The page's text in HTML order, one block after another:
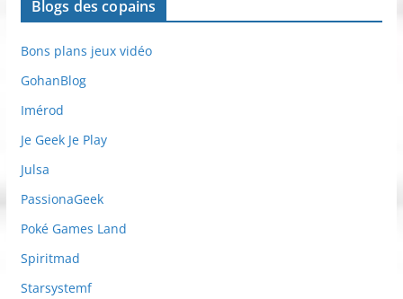
Gouaig
Gaming Ou Une Autre Idée Geek by Turcotti Grégory Si tu
bon endroit ! Un peu geek sur les bords je m'intéresse plus
particulièrement aux jeux vidéo. J'adore les produits techno
mais plus largement tout ce qui touche à la culture GEEK.
des Starbucks... Bref, la vie quoi ! Contact : Twitter/X :
@Gouaig Instagram : @Gouaig Mail : contact@gouaig.fr
Website : Gouaig.fr / Gouaig.com
Afficher le Profil Complet →